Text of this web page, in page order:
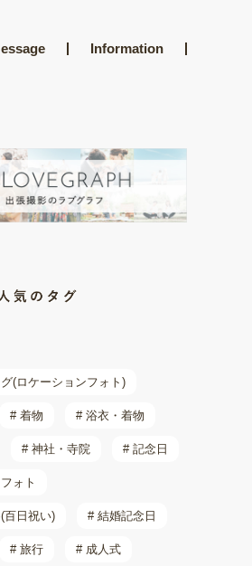
Information
(ロケーションフォト)
# 着物 # 浴衣・着物
# 神社・寺院 # 記念日
ォト
百日祝い) # 結婚記念日
# 旅行 # 成人式